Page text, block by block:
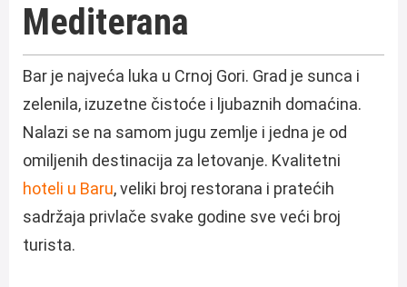
Mediterana
Bar je najveća luka u Crnoj Gori. Grad je sunca i
zelenila, izuzetne čistoće i ljubaznih domaćina.
Nalazi se na samom jugu zemlje i jedna je od
omiljenih destinacija za letovanje. Kvalitetni
hoteli u Baru, veliki broj restorana i pratećih
sadržaja privlače svake godine sve veći broj
turista.